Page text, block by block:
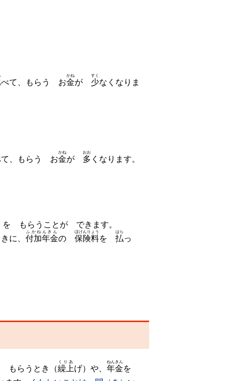
べて、もらう お金
かね
が 少
すく
なくなりま
て、もらう お金
かね
が 多
おお
くなります。
を もらうことが できます。
に、 付加年金
ふかねんきん
の 保険料
ほけんりょう
を 払
はら
っ
もらうとき（繰上
くりあ
げ）や、 年金
ねんきん
を